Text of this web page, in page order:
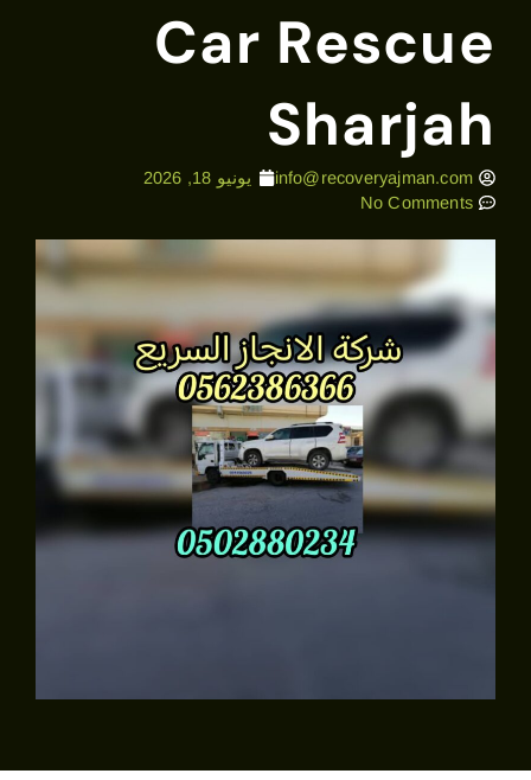
Car Rescue
Sharjah
info@recoveryajman.com
يونيو 18, 2026
No Comments